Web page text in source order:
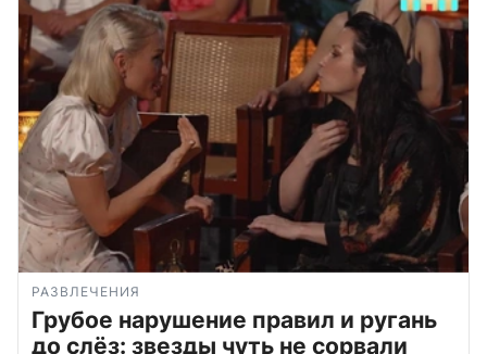
РАЗВЛЕЧЕНИЯ
Грубое нарушение правил и ругань
до слёз: звезды чуть не сорвали